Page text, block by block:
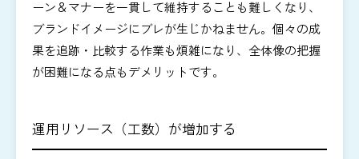
ーン＆マナーを一貫して維持することも難しくなり、
ブランドイメージにブレが生じかねません。個々の成
果を追跡・比較する作業も煩雑になり、全体像の把握
が困難になる点もデメリットです。
運用リソース（工数）が増加する